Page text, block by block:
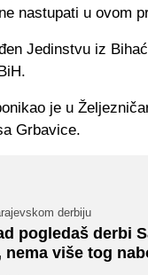
nastupati u ovom
Jedinstvu iz
je u
Grbavice.
derbiju
pogledaš derbi
nema više tog